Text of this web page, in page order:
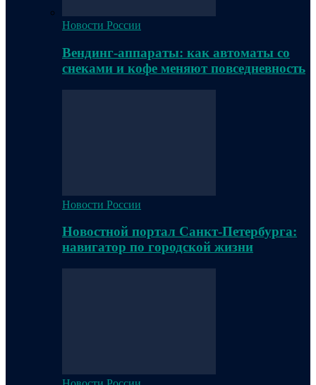
Новости России
Вендинг-аппараты: как автоматы со
снеками и кофе меняют повседневность
Новости России
Новостной портал Санкт-Петербурга:
навигатор по городской жизни